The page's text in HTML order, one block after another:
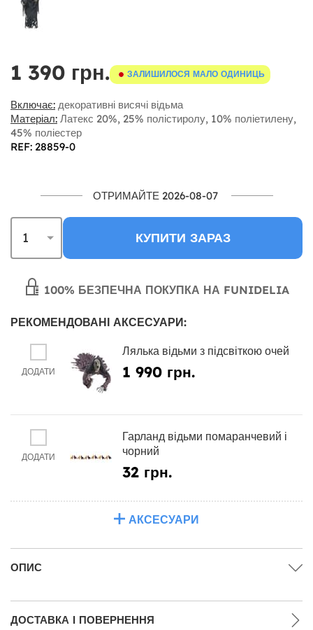
1 390 грн. ЗАЛИШИЛОСЯ МАЛО ОДИНИЦЬ
Включає: декоративні висячі відьма
Матеріал: Латекс 20%, 25% полістиролу, 10% поліетилену,
45% поліестер
REF: 28859-0
ОТРИМАЙТЕ 2026-08-07
КУПИТИ ЗАРАЗ
100% БЕЗПЕЧНА ПОКУПКА НА FUNIDELIA
РЕКОМЕНДОВАНІ АКСЕСУАРИ:
ДОДАТИ
Лялька відьми з підсвіткою очей
1 990 грн.
ДОДАТИ
Гарланд відьми помаранчевий і
чорний
32 грн.
АКСЕСУАРИ
ОПИС
ДОСТАВКА І ПОВЕРНЕННЯ